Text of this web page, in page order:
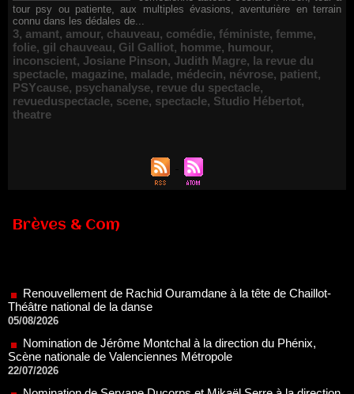
tour psy ou patiente, aux multiples évasions, aventurière en terrain
connu dans les dédales de...
3, amant, amour, chauveau, comédie, féministe, femme,
folie, gil chauveau, Gil Galliot, homme, humour,
inconscient, Josiane Pinson, Judith Magre, la revue du
spectacle, magazine, malade, médecin, névrose, patient,
PSYcause, psychanalyse, revue du spectacle,
revueduspectacle, scene, spectacle, Studio Hébertot,
theatre
Brèves & Com
05/08/2026
Nomination de Jérôme Montchal à la direction du Phénix,
Scène nationale de Valenciennes Métropole
22/07/2026
Nomination de Servane Ducorps et Mikaël Serre à la direction
de la Comédie de Colmar - Centre Dramatique National Grand
Est Alsace